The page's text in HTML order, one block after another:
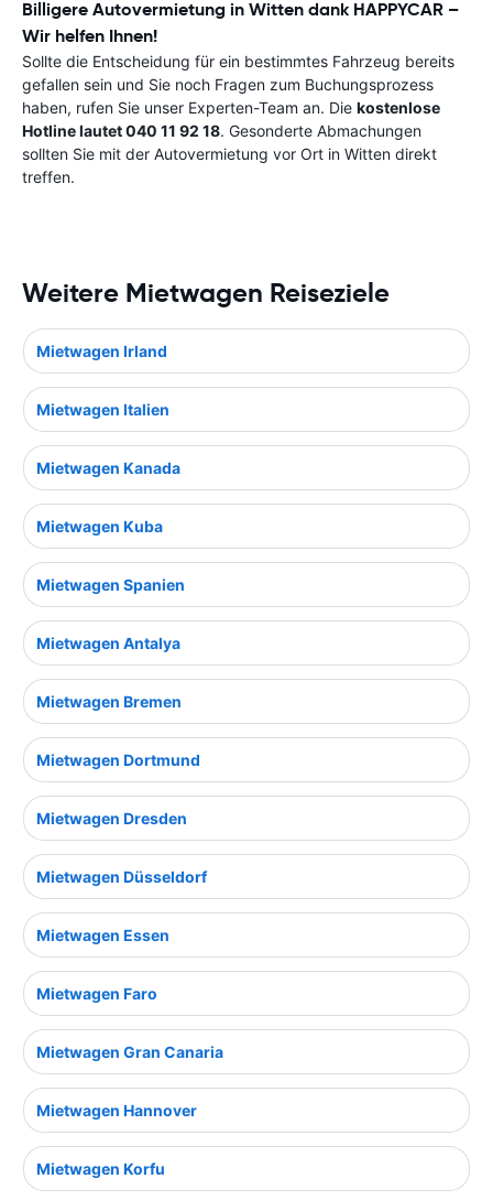
Billigere Autovermietung in Witten dank HAPPYCAR –
Wir helfen Ihnen!
Sollte die Entscheidung für ein bestimmtes Fahrzeug bereits
gefallen sein und Sie noch Fragen zum Buchungsprozess
haben, rufen Sie unser Experten-Team an. Die kostenlose
Hotline lautet 040 11 92 18. Gesonderte Abmachungen
sollten Sie mit der Autovermietung vor Ort in Witten direkt
treffen.
Weitere Mietwagen Reiseziele
Mietwagen Irland
Mietwagen Italien
Mietwagen Kanada
Mietwagen Kuba
Mietwagen Spanien
Mietwagen Antalya
Mietwagen Bremen
Mietwagen Dortmund
Mietwagen Dresden
Mietwagen Düsseldorf
Mietwagen Essen
Mietwagen Faro
Mietwagen Gran Canaria
Mietwagen Hannover
Mietwagen Korfu